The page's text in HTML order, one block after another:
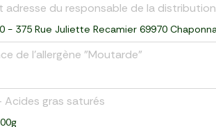
adresse du responsable de la distribution
- 375 Rue Juliette Recamier 69970
de l'allergène "Moutarde"
Acides gras saturés